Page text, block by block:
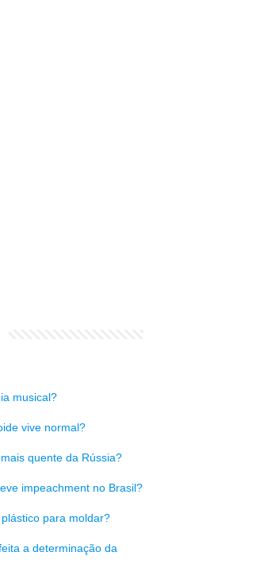
musical?
vive normal?
quente da Rússia?
impeachment no Brasil?
para moldar?
a determinação da